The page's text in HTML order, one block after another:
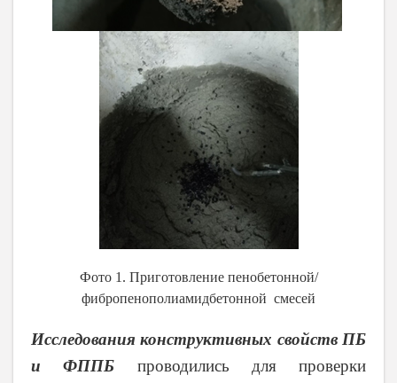
Фото 1. Приготовление пенобетонной/
фибропенополиамидбетонной смесей
Исследования конструктивных свойств ПБ
и ФППБ проводились для проверки